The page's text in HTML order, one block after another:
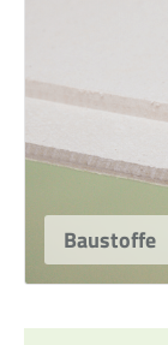
Baustoffe